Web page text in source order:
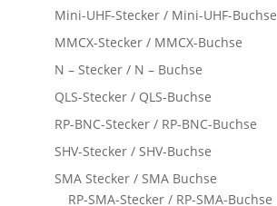
Mini-UHF-Stecker / Mini-UHF-Buchse
MMCX-Stecker / MMCX-Buchse
N – Stecker / N – Buchse
QLS-Stecker / QLS-Buchse
RP-BNC-Stecker / RP-BNC-Buchse
SHV-Stecker / SHV-Buchse
SMA Stecker / SMA Buchse
RP-SMA-Stecker / RP-SMA-Buchse